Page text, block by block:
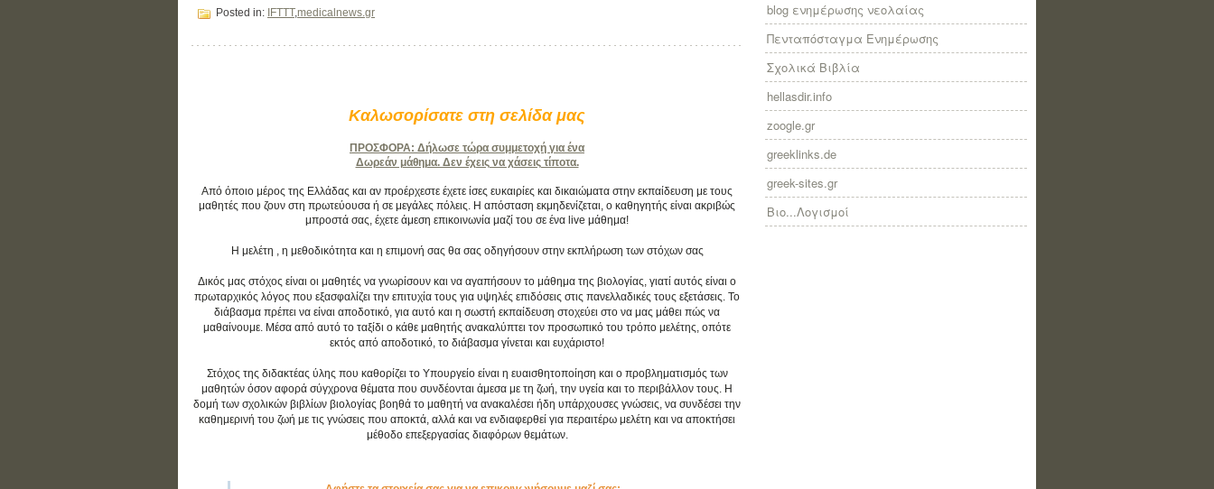
Posted in: IFTTT,medicalnews.gr
Καλωσορίσατε στη σελίδα μας
ΠΡΟΣΦΟΡΑ: Δήλωσε τώρα συμμετοχή για ένα
Δωρεάν μάθημα. Δεν έχεις να χάσεις τίποτα.
Από όποιο μέρος της Ελλάδας και αν προέρχεστε έχετε ίσες ευκαιρίες και δικαιώματα στην εκπαίδευση με τους
μαθητές που ζουν στη πρωτεύουσα ή σε μεγάλες πόλεις. Η απόσταση εκμηδενίζεται, ο καθηγητής είναι ακριβώς
μπροστά σας, έχετε άμεση επικοινωνία μαζί του σε ένα live μάθημα!
Η μελέτη , η μεθοδικότητα και η επιμονή σας θα σας οδηγήσουν στην εκπλήρωση των στόχων σας
Δικός μας στόχος είναι οι μαθητές να γνωρίσουν και να αγαπήσουν το μάθημα της βιολογίας, γιατί αυτός είναι ο
πρωταρχικός λόγος που εξασφαλίζει την επιτυχία τους για υψηλές επιδόσεις στις πανελλαδικές τους εξετάσεις. Το
διάβασμα πρέπει να είναι αποδοτικό, για αυτό και η σωστή εκπαίδευση στοχεύει στο να μας μάθει πώς να
μαθαίνουμε. Μέσα από αυτό το ταξίδι ο κάθε μαθητής ανακαλύπτει τον προσωπικό του τρόπο μελέτης, οπότε
εκτός από αποδοτικό, το διάβασμα γίνεται και ευχάριστο!
Στόχος της διδακτέας ύλης που καθορίζει το Υπουργείο είναι η ευαισθητοποίηση και ο προβληματισμός των
μαθητών όσον αφορά σύγχρονα θέματα που συνδέονται άμεσα με τη ζωή, την υγεία και το περιβάλλον τους. Η
δομή των σχολικών βιβλίων βιολογίας βοηθά το μαθητή να ανακαλέσει ήδη υπάρχουσες γνώσεις, να συνδέσει την
καθημερινή του ζωή με τις γνώσεις που αποκτά, αλλά και να ενδιαφερθεί για περαιτέρω μελέτη και να αποκτήσει
μέθοδο επεξεργασίας διαφόρων θεμάτων.
blog ενημέρωσης νεολαίας
Πενταπόσταγμα Ενημέρωσης
Σχολικά Βιβλία
hellasdir.info
zoogle.gr
greeklinks.de
greek-sites.gr
Βιο...Λογισμοί